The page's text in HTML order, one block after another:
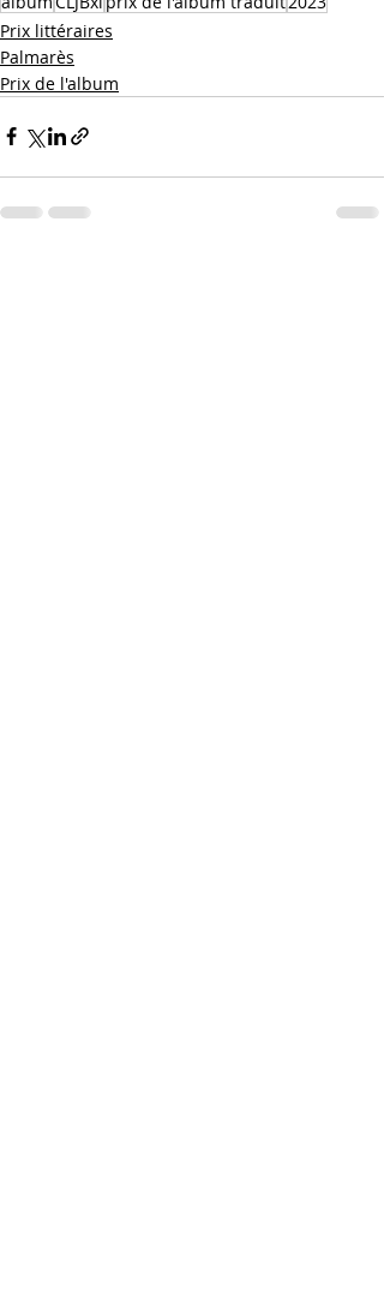
Prix littéraires
Palmarès
Prix de l'album